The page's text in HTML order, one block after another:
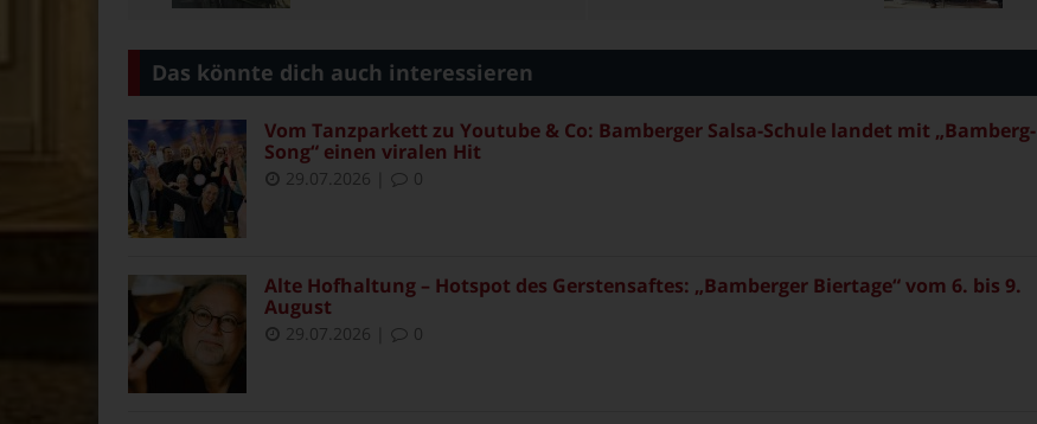
Das könnte dich auch interessieren
Vom Tanzparkett zu Youtube & Co: Bamberger Salsa-Schule landet mit „Bamberg-
Song“ einen viralen Hit
29.07.2026 0
Alte Hofhaltung – Hotspot des Gerstensaftes: „Bamberger Biertage“ vom 6. bis 9.
August
29.07.2026 0